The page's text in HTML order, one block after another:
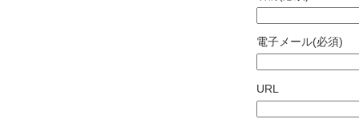
電子メール(必須)
URL